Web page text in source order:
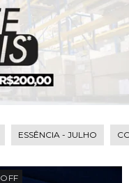
ESSÊNCIA - JULHO
OFF